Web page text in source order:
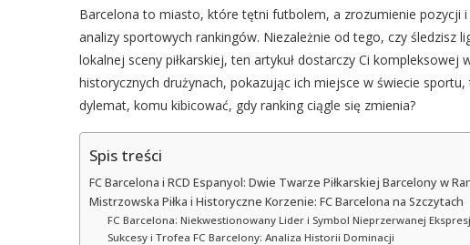
Barcelona to miasto, które tętni futbolem, a zrozumienie pozycji
analizy sportowych rankingów. Niezależnie od tego, czy śledzisz
lokalnej sceny piłkarskiej, ten artykuł dostarczy Ci kompleksowej
historycznych drużynach, pokazując ich miejsce w świecie
dylemat, komu kibicować, gdy ranking ciągle się zmienia?
Spis treści
FC Barcelona i RCD Espanyol: Dwie Twarze Piłkarskiej Barcelony w
Mistrzowska Piłka i Historyczne Korzenie: FC Barcelona na Szczytach
FC Barcelona: Niekwestionowany Lider i Symbol Nieprzerwanej
Sukcesy i Trofea FC Barcelony: Analiza Historii Dominacji